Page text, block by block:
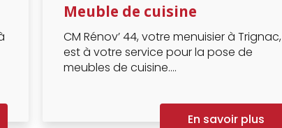
Meuble de cuisine
CM Rénov’ 44, votre menuisier à Trignac,
est à votre service pour la pose de
meubles de cuisine....
En savoir plus